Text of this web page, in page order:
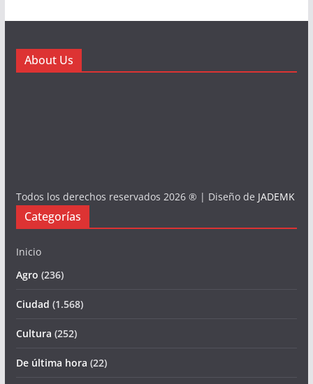
About Us
Todos los derechos reservados 2026 ® | Diseño de JADEMK
Categorías
Inicio
Agro (236)
Ciudad (1.568)
Cultura (252)
De última hora (22)